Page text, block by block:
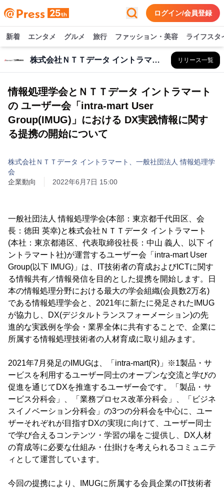
ログイン/会員登録
新着 エンタメ グルメ 旅行 ファッション・美容 ライフスタ
株式会社ＮＴＴデータ イントラマート、一般社団法人 情報処理学会 リリース一覧
情報処理学会とＮＴＴデータ イントラマート
の ユーザー会「intra-mart User
Group(IMUG)」における DX実践情報に関す
る提携の開始について
株式会社ＮＴＴデータ イントラマート、一般社団法人 情報処理学
会
企業動向
2022年6月7日 15:00
一般社団法人 情報処理学会(本部：東京都千代田区、会
長：徳田 英幸)と株式会社ＮＴＴデータ イントラマート
(本社：東京都港区、代表取締役社長：中山 義人、以下 イ
ントラマート社)が運営するユーザー会「intra-mart User
Group(以下 IMUG)」は、IT技術者の育成およびICTに関す
る情報共有／情報発信を目的とした提携を開始します。日
本の情報処理分野における最大の学会組織(会員数2万名)
である情報処理学会と、2021年に新たに発足されたIMUG
が協力し、DX(デジタルトランスフォーメーション)の先
進的な実践例を学会・業界全体に共有することで、企業に
所属する情報処理技術者の人材育成に取り組みます。
2021年7月発足のIMUGは、「intra-mart(R)」※1製品・サ
ービスを利用するユーザー同士のオープンな交流と学びの
促進を通じてDXを推進するユーザー会です。「製品・サ
ービス分科会」、「業務プロセス改革分科会」、「ビジネ
スイノベーション分科会」の3つの分科会を中心に、ユー
ザーそれぞれが目指すDXの実現に向けて、ユーザー同士
で学び合えるコンテンツ・学習の場をご提供し、DX人材
の育成等に必要な仕組み・仕掛けを考えられるコミュニテ
ィとして運営しています。
今回の提携により、IMUGに所属する会員企業のIT技術者